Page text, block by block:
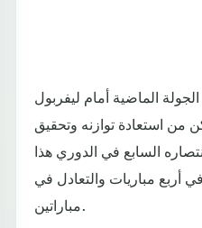
الماضية أمام ليفربول
من استعادة توازنه وتحقيق
السابع في الدوري هذا
أربع مباريات والتعادل في
مباراتين.